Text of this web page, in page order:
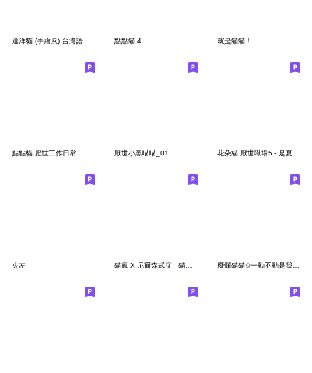
達洋貓 (手繪風) 台湾語 點點貓 4 就是貓貓！
點點貓 厭世工作日常 厭世小黑喵喵_01 花朵貓 厭世職場5 - 是夏天啊！
央左 貓瘋 X 尼爾森式症 - 貓奴我來了！ 廢爛貓貓✩一動不動是我的超能力